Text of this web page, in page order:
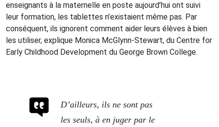
enseignants à la maternelle en poste aujourd’hui ont suivi
leur formation, les tablettes n’existaient même pas. Par
conséquent, ils ignorent comment aider leurs élèves à bien
les utiliser, explique Monica McGlynn-Stewart, du Centre for
Early Childhood Development du George Brown College.
D’ailleurs, ils ne sont pas
les seuls, à en juger par le